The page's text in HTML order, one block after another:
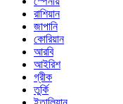
রাশিয়ান
জাপানি
কোরিয়ান
আরবি
আইরিশ
গ্রীক
তুর্কি